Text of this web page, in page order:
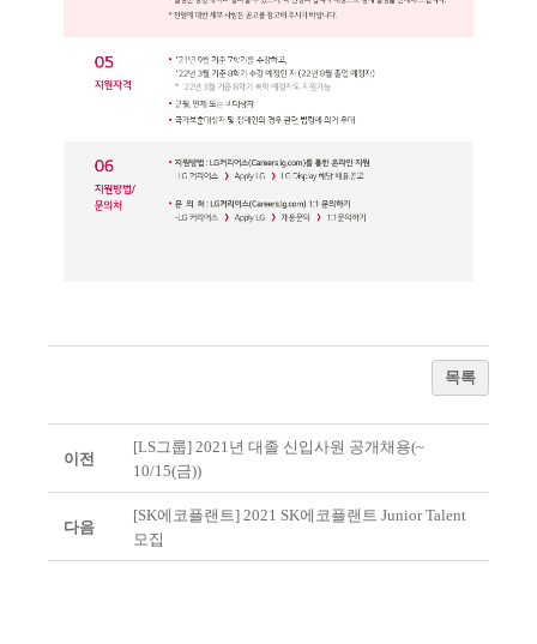
목록
이전
[LS그룹] 2021년 대졸 신입사원 공개채용(~
10/15(금))
다음
[SK에코플랜트] 2021 SK에코플랜트 Junior Talent
모집